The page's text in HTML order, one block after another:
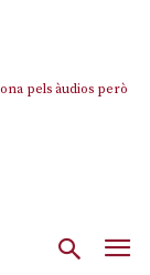
pels àudios però